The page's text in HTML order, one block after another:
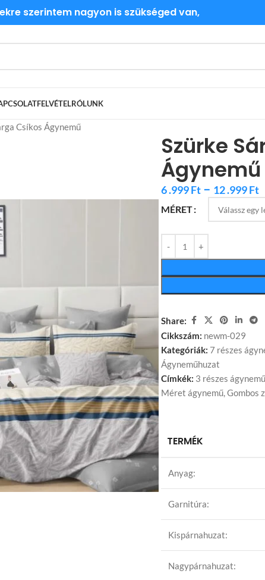
szerintem nagyon is szükséged van,
RÓLUNK
Csíkos Ágynemű
Szürke
Ágynemű
6 .999Ft – 12 .999Ft
MÉRET
Share:
Cikkszám: newm-029
Kategóriák: 7 részes
Ágyneműhuzat
Címkék: 3 részes
Méret ágynemű,Gombos
TERMÉK
Anyag:
Garnitúra:
Kispárnahuzat:
Nagypárnahuzat: